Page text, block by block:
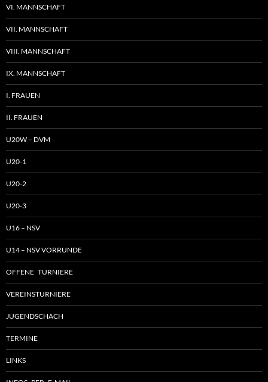
VI. MANNSCHAFT
VII. MANNSCHAFT
VIII. MANNSCHAFT
IX. MANNSCHAFT
I. FRAUEN
II. FRAUEN
U20W – DVM
U20-1
U20-2
U20-3
U16 – NSV
U14 – NSV VORRUNDE
OFFENE TURNIERE
VEREINSTURNIERE
JUGENDSCHACH
TERMINE
LINKS